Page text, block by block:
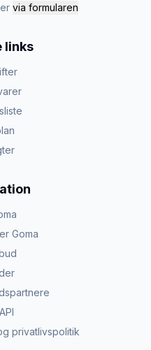
via formularen
links
Goma
privatlivspolitik